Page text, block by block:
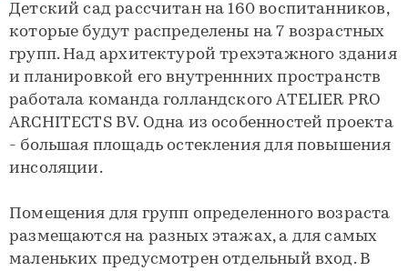
Детский сад рассчитан на 160 воспитанников,
которые будут распределены на 7 возрастных
групп. Над архитектурой трехэтажного здания
и планировкой его внутреннних пространств
работала команда голландского ATELIER PRO
ARCHITECTS BV. Одна из особенностей проекта
- большая площадь остекления для повышения
инсоляции.
Помещения для групп определенного возраста
размещаются на разных этажах, а для самых
маленьких предусмотрен отдельный вход. В